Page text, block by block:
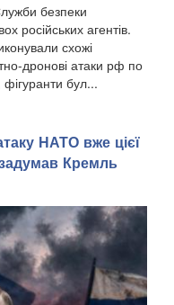
безпеки
російських агентів.
схожі
дронові атаки рф по
фігуранти бул...
НАТО вже цієї
Кремль